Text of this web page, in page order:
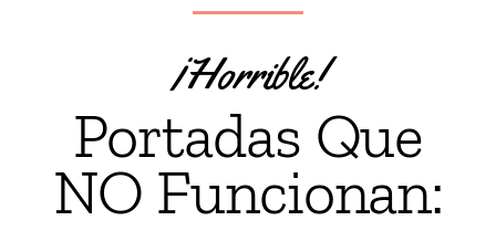
¡horrible!
Portadas Que
NO Funcionan: